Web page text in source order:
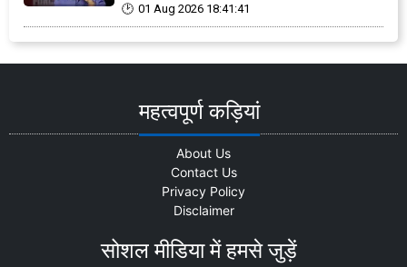
01 Aug 2026 18:41:41
महत्वपूर्ण कड़ियां
About Us
Contact Us
Privacy Policy
Disclaimer
सोशल मीडिया में हमसे जुड़ें